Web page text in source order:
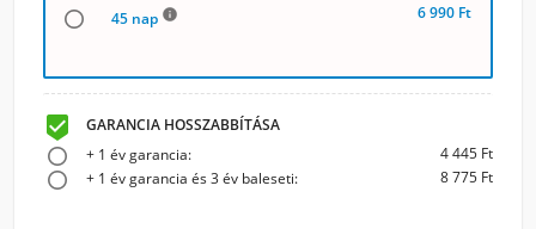
45 nap info 6 990 Ft

GARANCIA HOSSZABBÍTÁSA
+ 1 év garancia:
4 445 Ft
+ 1 év garancia és 3 év baleseti:
8 775 Ft